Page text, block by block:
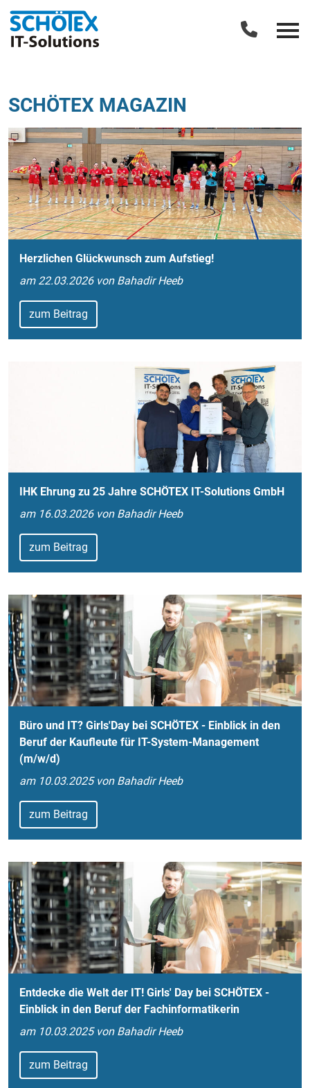
SCHÖTEX MAGAZIN
Herzlichen Glückwunsch zum Aufstieg!
am 22.03.2026 von Bahadir Heeb
zum Beitrag
IHK Ehrung zu 25 Jahre SCHÖTEX IT-Solutions GmbH
am 16.03.2026 von Bahadir Heeb
zum Beitrag
Büro und IT? Girls'Day bei SCHÖTEX - Einblick in den
Beruf der Kaufleute für IT-System-Management
(m/w/d)
am 10.03.2025 von Bahadir Heeb
zum Beitrag
Entdecke die Welt der IT! Girls' Day bei SCHÖTEX -
Einblick in den Beruf der Fachinformatikerin
am 10.03.2025 von Bahadir Heeb
zum Beitrag